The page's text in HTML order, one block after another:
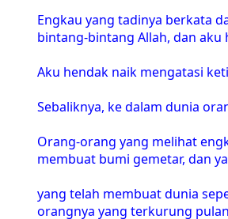
Engkau yang tadinya berkata
bintang-bintang Allah, dan aku
Aku hendak naik mengatasi
Sebaliknya, ke dalam dunia
Orang-orang yang melihat
membuat bumi gemetar, dan
yang telah membuat dunia
orangnya yang terkurung